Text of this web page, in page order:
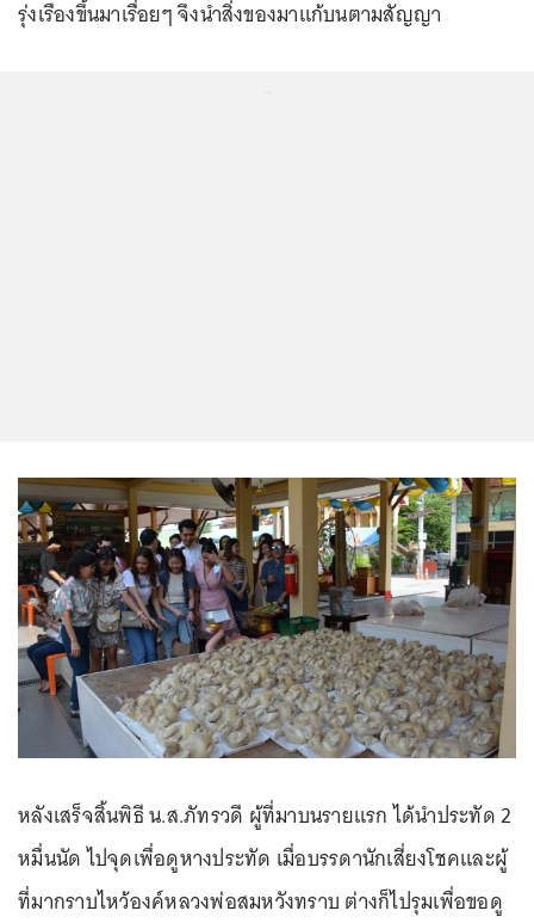
รุ่งเรืองขึ้นมาเรื่อยๆ จึงนำสิ่งของมาแก้บนตามสัญญา
หลังเสร็จสิ้นพิธี น.ส.ภัทรวดี ผู้ที่มาบนรายแรก ได้นำประทัด 2
หมื่นนัด ไปจุดเพื่อดูหางประทัด เมื่อบรรดานักเสี่ยงโชคและผู้
ที่มากราบไหว้องค์หลวงพ่อสมหวังทราบ ต่างก็ไปรุมเพื่อขอดู